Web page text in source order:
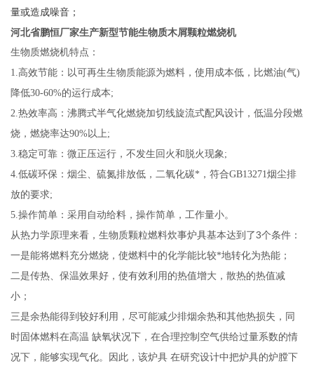
量或造成噪音；
河北省鹏恒厂家生产新型节能生物质木屑颗粒燃烧机
生物质燃烧机特点：
1.高效节能：以可再生生物质能源为燃料，使用成本低，比燃油(气)
降低30-60%的运行成本;
2.热效率高：沸腾式半气化燃烧加切线旋流式配风设计，低温分段燃
烧，燃烧率达90%以上;
3.稳定可靠：微正压运行，不发生回火和脱火现象;
4.低碳环保：烟尘、硫氮排放低，二氧化碳*，符合GB13271烟尘排
放的要求;
5.操作简单：采用自动给料，操作简单，工作量小。
从热力学原理来看，生物质颗粒燃料炊事炉具基本达到了3个条件：
一是能将燃料充分燃烧，使燃料中的化学能比较*地转化为热能；
二是传热、保温效果好，使有效利用的热值增大，散热的热值减
小；
三是余热能得到较好利用，尽可能减少排烟余热和其他热损失，同
时固体燃料在高温 缺氧状况下，在合理控制空气供给过量系数的情
况下，能够实现气化。因此，该炉具 在研究设计中把炉具的炉膛下